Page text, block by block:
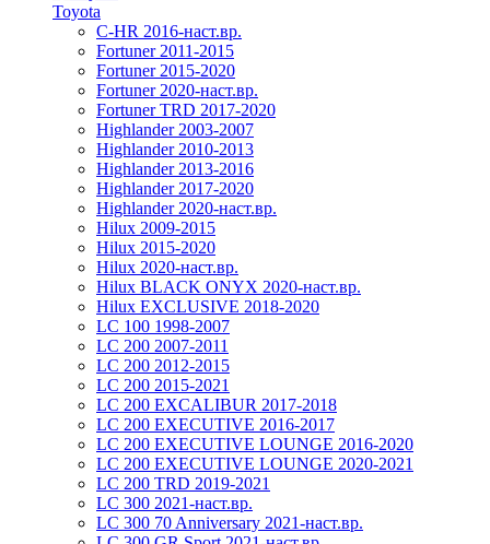
Toyota
C-HR 2016-наст.вр.
Fortuner 2011-2015
Fortuner 2015-2020
Fortuner 2020-наст.вр.
Fortuner TRD 2017-2020
Highlander 2003-2007
Highlander 2010-2013
Highlander 2013-2016
Highlander 2017-2020
Highlander 2020-наст.вр.
Hilux 2009-2015
Hilux 2015-2020
Hilux 2020-наст.вр.
Hilux BLACK ONYX 2020-наст.вр.
Hilux EXCLUSIVE 2018-2020
LC 100 1998-2007
LC 200 2007-2011
LC 200 2012-2015
LC 200 2015-2021
LC 200 EXCALIBUR 2017-2018
LC 200 EXECUTIVE 2016-2017
LC 200 EXECUTIVE LOUNGE 2016-2020
LC 200 EXECUTIVE LOUNGE 2020-2021
LC 200 TRD 2019-2021
LC 300 2021-наст.вр.
LC 300 70 Anniversary 2021-наст.вр.